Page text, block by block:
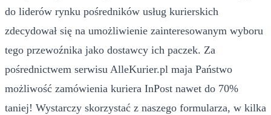
do liderów rynku pośredników usług kurierskich
zdecydował się na umożliwienie zainteresowanym wyboru
tego przewoźnika jako dostawcy ich paczek. Za
pośrednictwem serwisu AlleKurier.pl maja Państwo
możliwość zamówienia kuriera InPost nawet do 70%
taniej! Wystarczy skorzystać z naszego formularza, w kilka